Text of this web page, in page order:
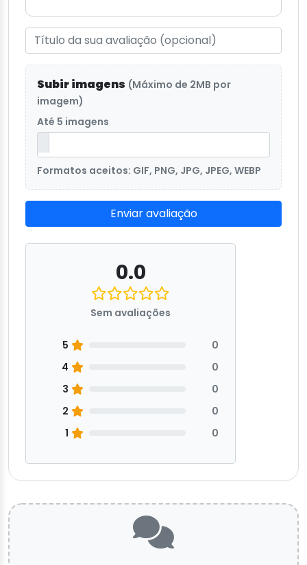
Subir imagens (Máximo de 2MB por
imagem)
Até 5 imagens
Formatos aceitos: GIF, PNG, JPG, JPEG, WEBP
Enviar avaliação
0.0
Sem avaliações
5
0
4
0
3
0
2
0
1
0